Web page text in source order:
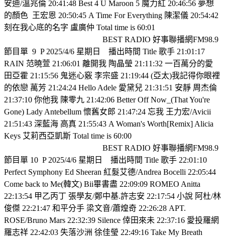
安迪/溫兆倫 20:41:48 Best 4 U Maroon 5 魔力紅 20:46:56 夢想
的顏色 王宏恩 20:50:45 A Time For Everything 陳潔儀 20:54:42
刻在我心底的名字 盧廣仲 Total time is 60:01
BEST RADIO 好事聯播網FM98.9
節目單 9 P 2025/4/6 星期日
播出時間 Title 歌手 21:01:17
RAIN 范曉萱 21:06:01 離開我 陶晶瑩 21:11:32 一百萬分的愛
田亞霍 21:15:56 鬼迷心竅 李宗盛 21:19:44 (亞太)我記得你眼裡
的依戀 萬芳 21:24:24 Hello Adele 愛黛兒 21:31:51 安靜 周杰倫
21:37:10 你他我 陳零九 21:42:06 Better Off Now_(That You're
Gone) Lady Antebellum 懷舊女郎 21:47:24 忘我 王力宏/Avicii
21:51:43 深藍海 高真 21:55:43 A Woman's Worth[Remix] Alicia
Keys 艾莉西亞凱斯 Total time is 60:00
BEST RADIO 好事聯播網FM98.9
節目單 10 P 2025/4/6 星期日
播出時間 Title 歌手 22:01:10
Perfect Symphony Ed Sheeran 紅髮艾德/Andrea Bocelli 22:05:44
Come back to Me(韓文) Bii畢書盡 22:09:09 ROMEO Anitta
22:13:54 甲乙丙丁 張學友/鄭中基.許志安 22:17:54 小說 阿杜/林
俊傑 22:21:47 和平分手 梁文音/蕭煌奇 22:26:28 APT.
ROSE/Bruno Mars 22:32:39 Silence 倖田來未 22:37:16 愛投羅網
羅志祥 22:42:03 失落沙洲 徐佳瑩 22:49:16 Take My Breath